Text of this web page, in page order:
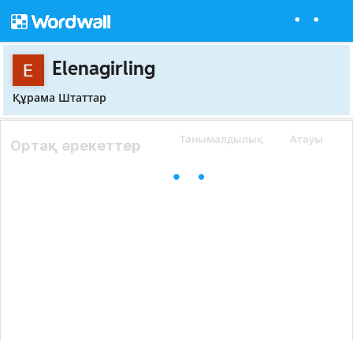
Elenagirling
Құрама Штаттар
Танымалдылық Атауы
Ортақ әрекеттер